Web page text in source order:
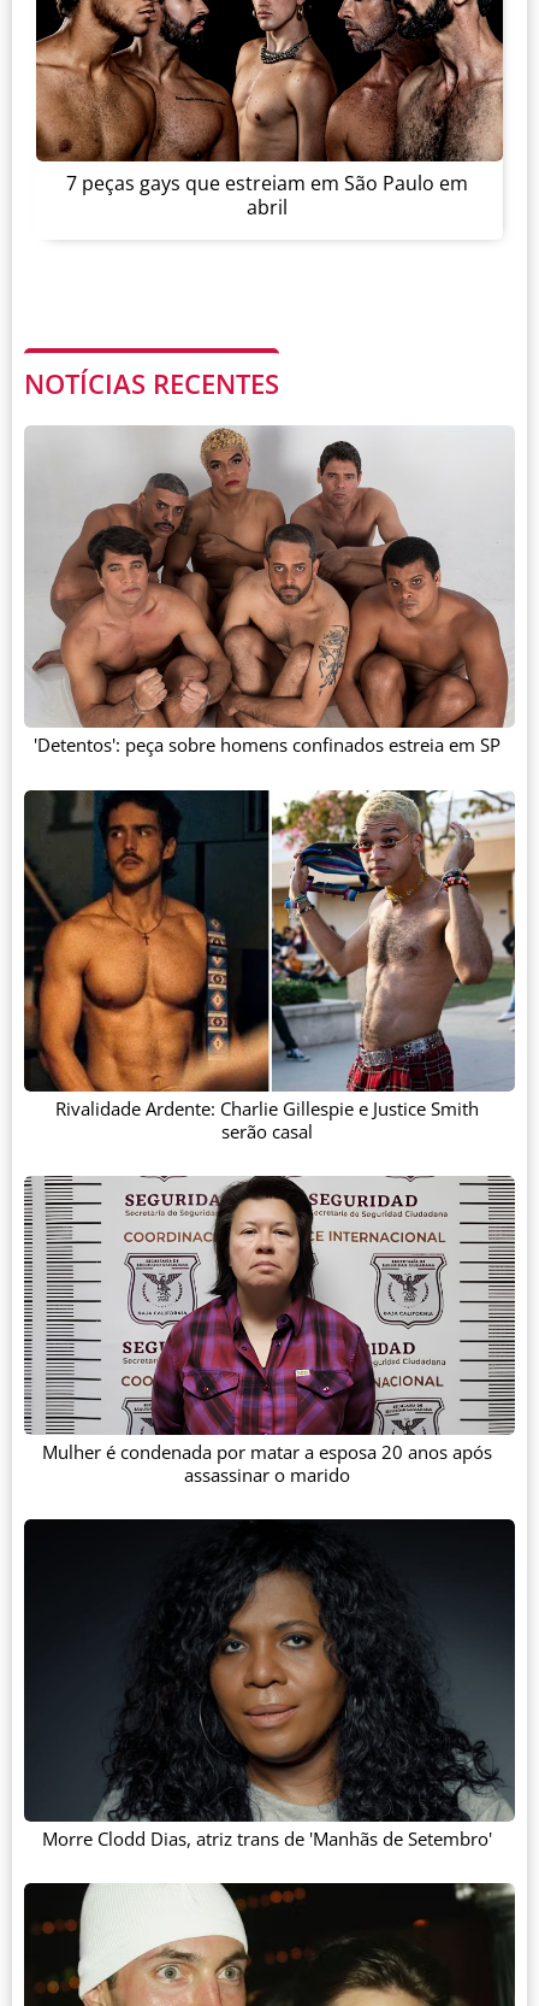
7 peças gays que estreiam em São Paulo em
abril
NOTÍCIAS RECENTES
'Detentos': peça sobre homens confinados estreia em SP
Rivalidade Ardente: Charlie Gillespie e Justice Smith
serão casal
Mulher é condenada por matar a esposa 20 anos após
assassinar o marido
Morre Clodd Dias, atriz trans de 'Manhãs de Setembro'